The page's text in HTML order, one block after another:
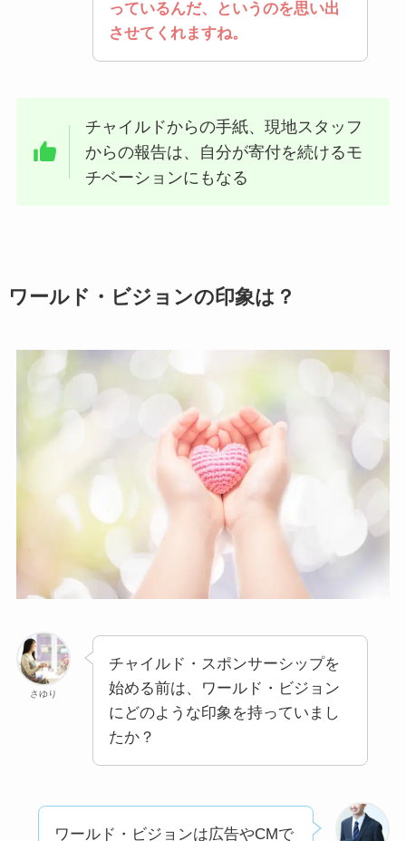
っているんだ、というのを思い出
させてくれますね。
チャイルドからの手紙、現地スタッフ
からの報告は、自分が寄付を続けるモ
チベーションにもなる
ワールド・ビジョンの印象は？
さゆり
チャイルド・スポンサーシップを
始める前は、ワールド・ビジョン
にどのような印象を持っていまし
たか？
ワールド・ビジョンは広告やCMで